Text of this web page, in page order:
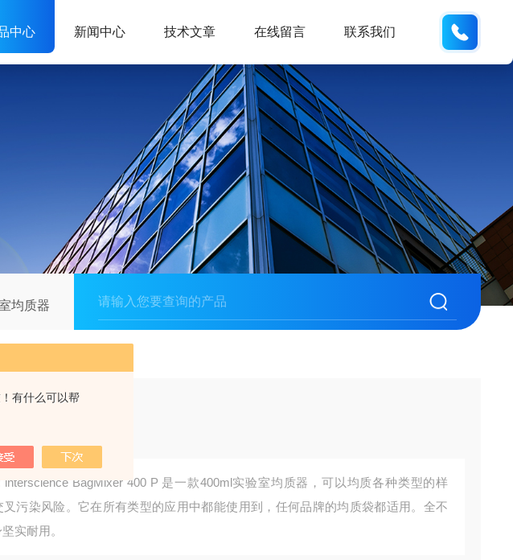
有什么可以帮
中心 新闻中心 技术文章 在线留言 联系我们
均质器
interscience BagMixer 400 P 是一款400ml实验室均质器，可以均质各种类型的样
叉污染风险。它在所有类型的应用中都能使用到，任何品牌的均质袋都适用。全不
实耐用。